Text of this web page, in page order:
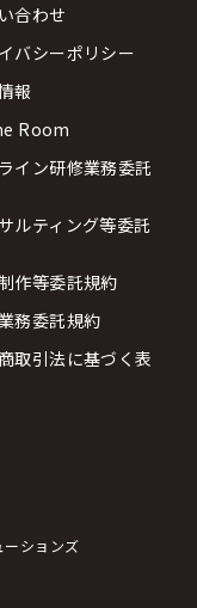
合わせ
バシーポリシー
報
Room
イン研修業務委託
ルティング等委託
作等委託規約
務委託規約
取引法に基づく表
ーションズ